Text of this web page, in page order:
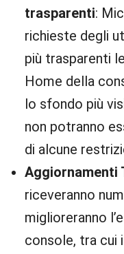
trasparenti:
richieste degli
più trasparenti
Home della
lo sfondo più
non potranno
di alcune
Aggiornamenti
riceveranno
miglioreranno
console, tra cui